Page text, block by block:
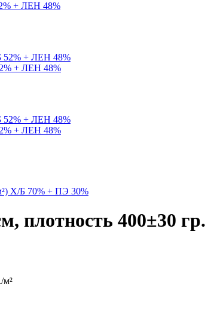
+ ЛЕН 48%
+ ЛЕН 48%
+ ЛЕН 48%
плотность 400±30
м²